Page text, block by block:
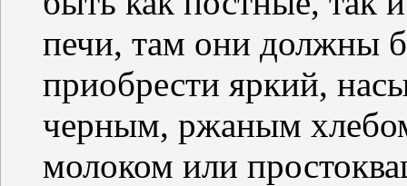
печи, там они должны
приобрести яркий,
черным, ржаным
молоком или